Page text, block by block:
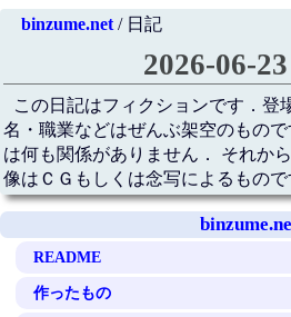
binzume.net/ 日記
2026-06-
この日記はフィクションです．登
名・職業などはぜんぶ架空のもの
は何も関係がありません． それか
像はＣＧもしくは念写によるもので
README
作ったもの